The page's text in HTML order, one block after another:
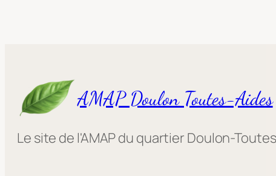
AMAP Doulon Toutes-Aides
Le site de l'AMAP du quartier Doulon-